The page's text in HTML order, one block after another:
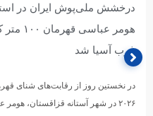
در استخر آستانه؛
هومر عباسی قهرمان ۱۰۰ متر کرال پشت
شنای قهرمانی غرب آسیا
قزاقستان، هومر عباسی ملی‌پوش